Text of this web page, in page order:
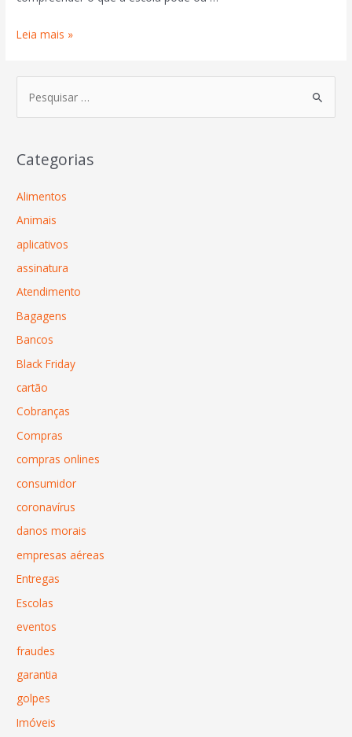
Leia mais »
Categorias
Alimentos
Animais
aplicativos
assinatura
Atendimento
Bagagens
Bancos
Black Friday
cartão
Cobranças
Compras
compras onlines
consumidor
coronavírus
danos morais
empresas aéreas
Entregas
Escolas
eventos
fraudes
garantia
golpes
Imóveis